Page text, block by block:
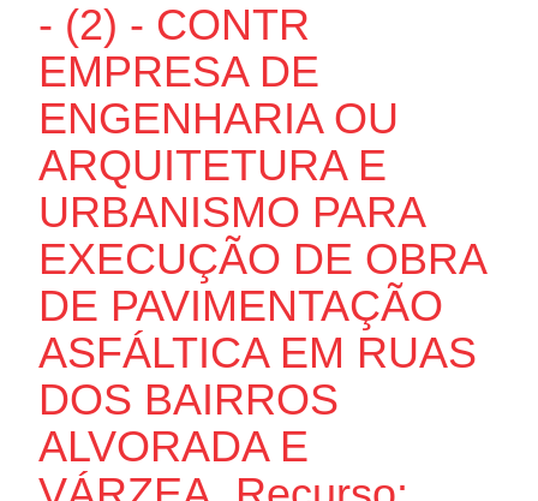
- (2) - CONTR
EMPRESA DE
ENGENHARIA OU
ARQUITETURA E
URBANISMO PARA
EXECUÇÃO DE OBRA
DE PAVIMENTAÇÃO
ASFÁLTICA EM RUAS
DOS BAIRROS
ALVORADA E